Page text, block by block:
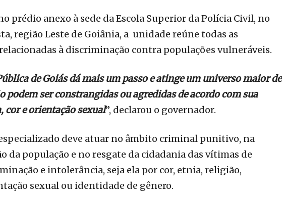
prédio anexo à sede da Escola Superior da Polícia Civil, no
região Leste de Goiânia, a unidade reúne todas as
à discriminação contra populações vulneráveis.
de Goiás dá mais um passo e atinge um universo maior de
podem ser constrangidas ou agredidas de acordo com sua
cor e orientação sexual”, declarou o governador.
deve atuar no âmbito criminal punitivo, na
da população e no resgate da cidadania das vítimas de
e intolerância, seja ela por cor, etnia, religião,
sexual ou identidade de gênero.